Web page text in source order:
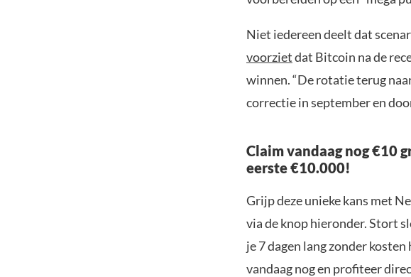
Niet iedereen deelt dat
voorzietdat Bitcoin na de
winnen. “De rotatie terug
correctie in september en
Claim vandaag nog €10
eerste €10.000!
Grijp deze unieke kans met
via de knop hieronder. Stort
je 7 dagen lang zonder
vandaag nog en profiteer